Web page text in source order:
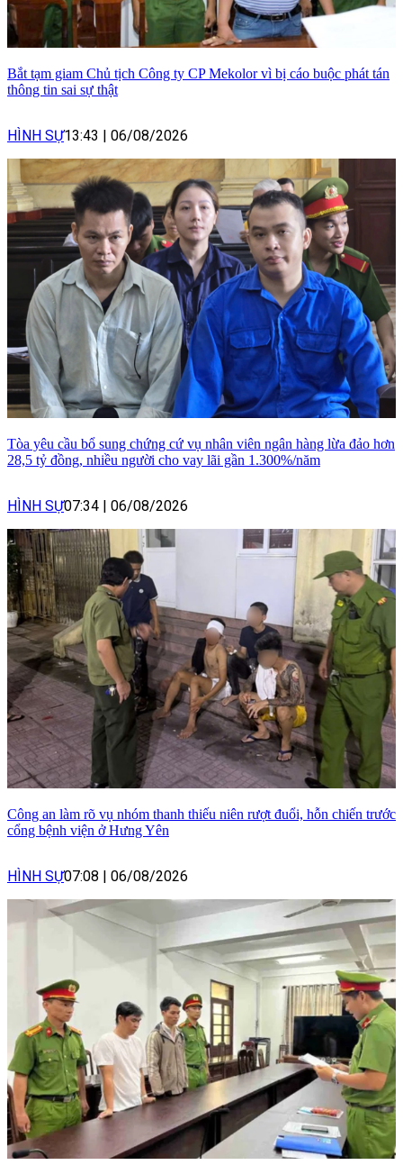
Bắt tạm giam Chủ tịch Công ty CP Mekolor vì bị cáo buộc phát tán
thông tin sai sự thật
HÌNH SỰ13:43 06/08/2026
Tòa yêu cầu bổ sung chứng cứ vụ nhân viên ngân hàng lừa đảo hơn
28,5 tỷ đồng, nhiều người cho vay lãi gần 1.300%/năm
HÌNH SỰ07:34 06/08/2026
Công an làm rõ vụ nhóm thanh thiếu niên rượt đuổi, hỗn chiến trước
cổng bệnh viện ở Hưng Yên
HÌNH SỰ07:08 06/08/2026